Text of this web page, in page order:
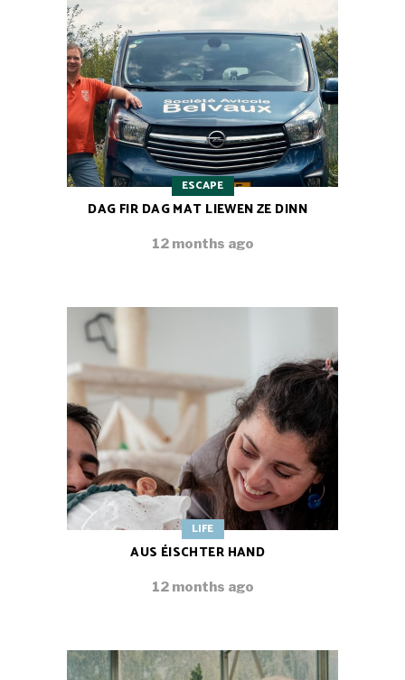
ESCAPE
DAG FIR DAG MAT LIEWEN ZE DINN
12 months ago
LIFE
AUS ÉISCHTER HAND
12 months ago